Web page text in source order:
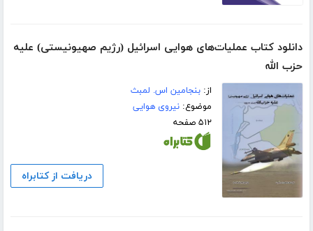
دانلود کتاب عملیات‌های هوایی اسرائیل (رژیم صهیونیستی) علیه
حزب الله
از:بنجامین اس. لمبث
موضوع:نیروی هوایی
۵۱۲ صفحه
دریافت از کتابراه